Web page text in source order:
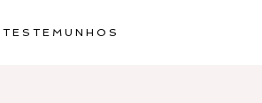
TESTEMUNHOS